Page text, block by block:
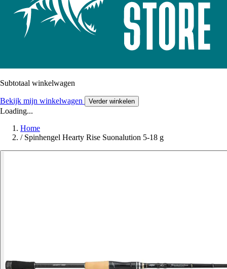
Subtotaal winkelwagen
Bekijk mijn winkelwagen Verder winkelen
Loading...
Home
/ Spinhengel Hearty Rise Suonalution 5-18 g